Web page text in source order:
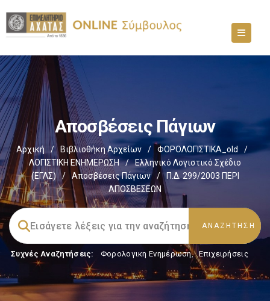
Αποσβέσεις Πάγιων
Αρχική / Βιβλιοθήκη Αρχείων / ΦΟΡΟΛΟΓΙΣΤΙΚΑ_old
/
ΛΟΓΙΣΤΙΚΗ ΕΝΗΜΕΡΩΣΗ
/
Ελληνικό Λογιστικό Σχέδιο
(ΕΓΛΣ)
/ Αποσβέσεις Πάγιων /
Π.Δ. 299/2003 ΠΕΡΙ
ΑΠΟΣΒΕΣΕΩΝ
Συχνές Αναζητήσεις: Φορολογικη Ενημέρωση, Επιχειρήσεις